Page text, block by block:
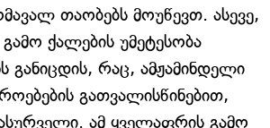
თაობებს მოუწევთ. ასევე,
ქალების უმეტესობა
განიცდის, რაც, ამჟამინდელი
გათვალისწინებით,
ამ ყველაფრის გამო